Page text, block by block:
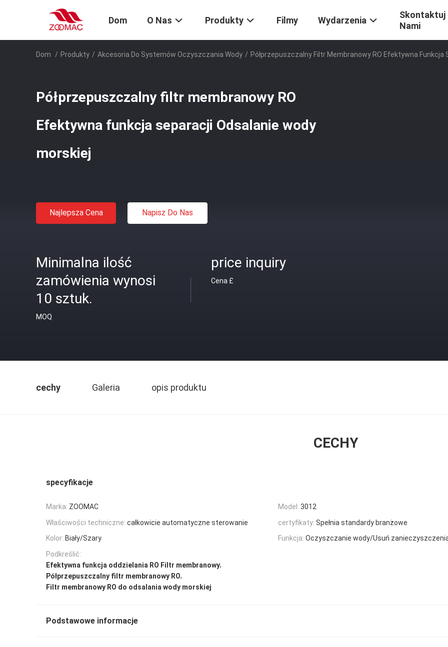
Dom O Nas Produkty Filmy Wydarzenia
Skontaktuj
Nami
Dom / Produkty / Akcesoria Do Systemów Oczyszczania Wody / Półprzepuszczalny Filtr Membranowy RO Efektywna Funkcja
Półprzepuszczalny filtr membranowy RO
Efektywna funkcja separacji Odsalanie wody
morskiej
Najlepsza Cena Napisz Do Nas
Minimalna ilość
zamówienia wynosi
10 sztuk.
MOQ
price inquiry
Cena £
cechy Galeria opis produktu
CECHY
specyfikacje
Marka: ZOOMAC Model: 3012
Właściwości techniczne: całkowicie automatyczne sterowanie certyfikaty: Spełnia standardy branżowe
Kolor: Biały/Szary Funkcja: Oczyszczanie wody/Usuń
Podkreślić:
Efektywna funkcja oddzielania RO Filtr membranowy,
Półprzepuszczalny filtr membranowy RO,
Filtr membranowy RO do odsalania wody morskiej
Podstawowe informacje